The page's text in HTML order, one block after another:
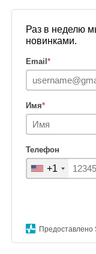
Раз в неделю
новинками.
Email *
Имя*
Телефон
+1
Предоставлено